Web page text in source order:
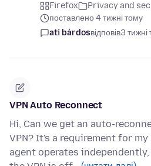
Firefox
Privacy and
поставлено 4 тижні тому
ati bárdosвідповів3 тижні
VPN Auto Reconnect
Hi, Can we get an auto-
VPN? It's a requirement for
agent operates